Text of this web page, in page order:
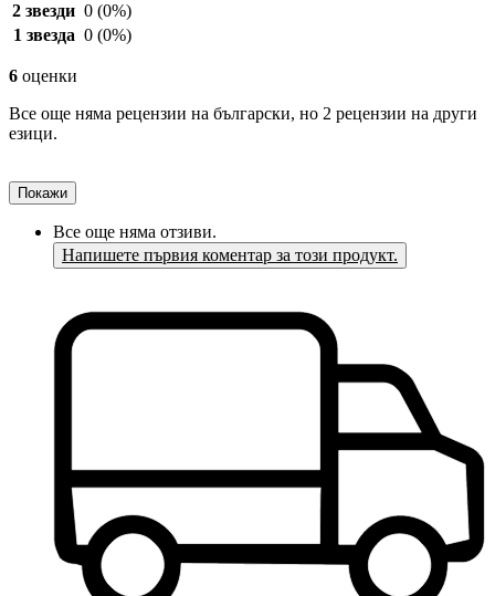
2 звезди 0 (0%)
1 звезда 0 (0%)
6 оценки
Все още няма рецензии на български, но 2 рецензии на други
езици.
Покажи
Все още няма отзиви.
Напишете първия коментар за този продукт.